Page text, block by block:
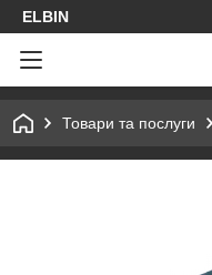
ELBIN
Товари та послуги